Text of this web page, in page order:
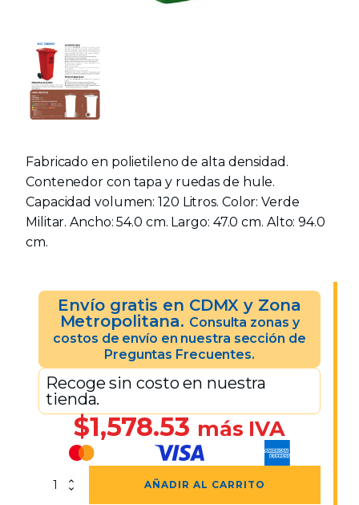
Fabricado en polietileno de alta densidad.
Contenedor con tapa y ruedas de hule.
Capacidad volumen: 120 Litros. Color: Verde
Militar. Ancho: 54.0 cm. Largo: 47.0 cm. Alto: 94.0
cm.
Envío gratis en CDMX y Zona
Metropolitana. Consulta zonas y
costos de envío en nuestra sección de
Preguntas Frecuentes.
Recoge sin costo en nuestra
tienda.
$1,578.53 más IVA
Contenedor
AÑADIR AL CARRITO